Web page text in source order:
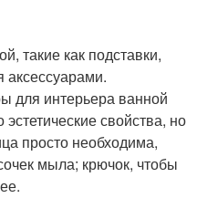
такие как подставки,
аксессуарами.
для интерьера ванной
свойства, но
просто необходима,
мыла; крючок, чтобы